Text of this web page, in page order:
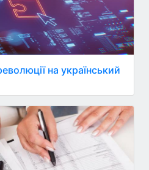
на український